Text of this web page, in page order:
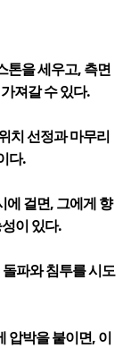
톤을 세우고, 측면
져갈 수 있다.
치 선정과 마무리
다.
에 걸면, 그에게 향
이 있다.
파와 침투를 시도
압박을 붙이면, 이